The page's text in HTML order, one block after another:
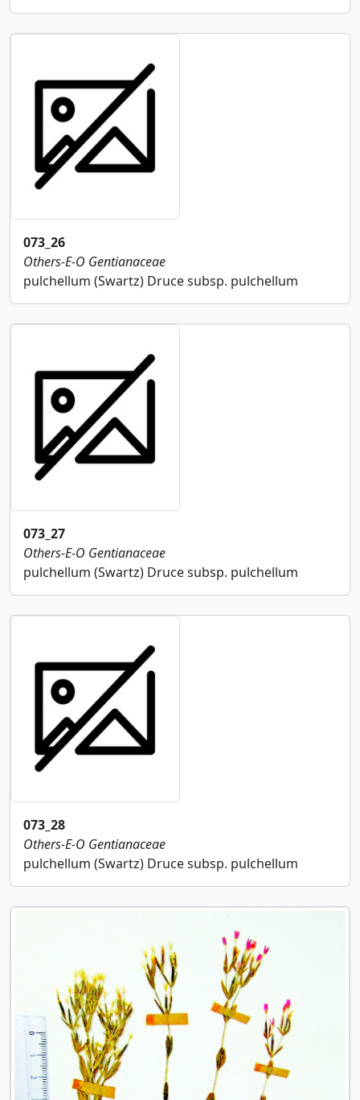
073_26
Others-E-O Gentianaceae
pulchellum (Swartz) Druce subsp. pulchellum
073_27
Others-E-O Gentianaceae
pulchellum (Swartz) Druce subsp. pulchellum
073_28
Others-E-O Gentianaceae
pulchellum (Swartz) Druce subsp. pulchellum